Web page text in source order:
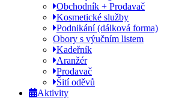
Obchodník + Prodavač
Kosmetické služby
Podnikání (dálková forma)
Obory s výučním listem
Kadeřník
Aranžér
Prodavač
Šití oděvů
Aktivity